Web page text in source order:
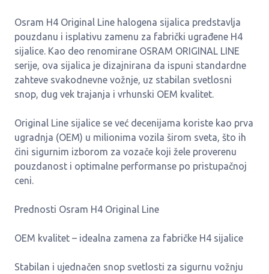
Osram H4 Original Line halogena sijalica predstavlja
pouzdanu i isplativu zamenu za fabrički ugrađene H4
sijalice. Kao deo renomirane OSRAM ORIGINAL LINE
serije, ova sijalica je dizajnirana da ispuni standardne
zahteve svakodnevne vožnje, uz stabilan svetlosni
snop, dug vek trajanja i vrhunski OEM kvalitet.
Original Line sijalice se već decenijama koriste kao prva
ugradnja (OEM) u milionima vozila širom sveta, što ih
čini sigurnim izborom za vozače koji žele proverenu
pouzdanost i optimalne performanse po pristupačnoj
ceni.
Prednosti Osram H4 Original Line
OEM kvalitet – idealna zamena za fabričke H4 sijalice
Stabilan i ujednačen snop svetlosti za sigurnu vožnju